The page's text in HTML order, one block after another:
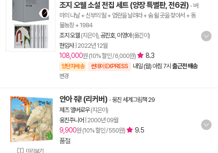
조지 오웰 소설 전집 세트 (양장 특별판, 전6권) - 버
마의 나날 + 신부의 딸 + 엽란을 날려라 + 숨 쉴 곳을 찾아서 + 동
물농장 + 1984
조지 오웰 (지은이), 공진호, 이영아(옮긴이)
현암사| 2022년 12월
108,000원 (10% 할인 / 6,000원) 8.3
양탄자배송 썬데이 EXPRESS 내일 (월) 아침 7시 출근전 배송
변경
미리보기
안아 줘! (리커버) -웅진 세계그림책 29
제즈 앨버로우(지은이)
웅진주니어 2000년 09월
9,900원 (10% 할인 / 550원)
9.5
품절